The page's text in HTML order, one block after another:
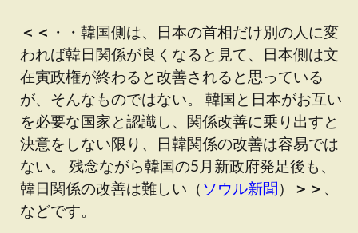
＜＜ ・・韓国側は、日本の首相だけ別の人に変
われば韓日関係が良くなると見て、日本側は文
在寅政権が終わると改善されると思っている
が、そんなものではない。 韓国と日本がお互い
を必要な国家と認識し、関係改善に乗り出すと
決意をしない限り、日韓関係の改善は容易では
ない。 残念ながら韓国の5月新政府発足後も、
韓日関係の改善は難しい（ ソウル新聞） ＞＞ 、
などです。